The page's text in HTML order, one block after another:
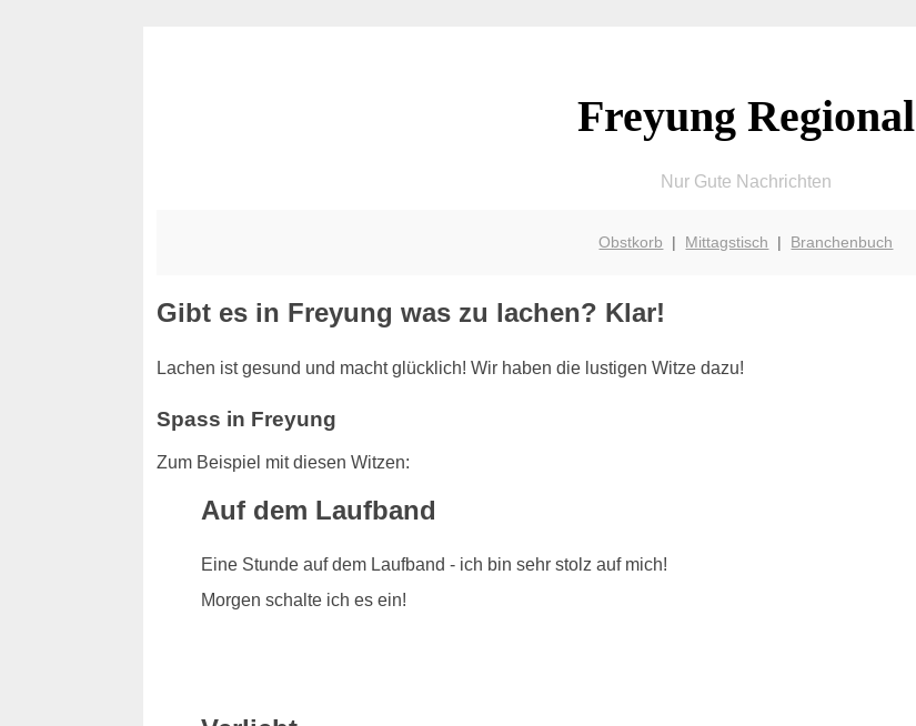
Freyung Regional
Nur Gute Nachrichten
Obstkorb | Mittagstisch | Branchenbuch
Gibt es in Freyung was zu lachen? Klar!
Lachen ist gesund und macht glücklich! Wir haben die lustigen Witze dazu!
Spass in Freyung
Zum Beispiel mit diesen Witzen:
Auf dem Laufband
Eine Stunde auf dem Laufband - ich bin sehr stolz auf mich!
Morgen schalte ich es ein!